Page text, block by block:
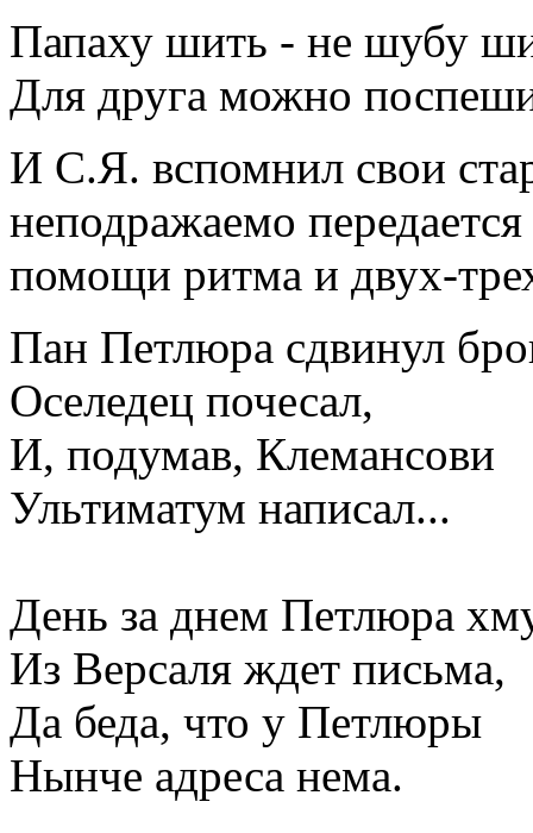
Папаху шить - не шубу
Для друга можно
И С.Я. вспомнил свои
неподражаемо
помощи ритма и двух-
Пан Петлюра сдвинул
Оселедец почесал,
И, подумав, Клемансови
Ультиматум написал...
День за днем Петлюра
Из Версаля ждет письма,
Да беда, что у Петлюры
Нынче адреса нема.